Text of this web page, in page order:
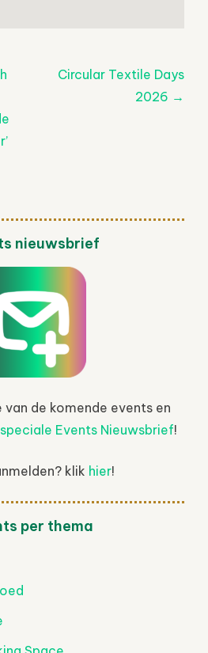
Circular Textile Days
2026 →
nieuwsbrief
de komende events en
Events Nieuwsbrief!
klik hier!
per thema